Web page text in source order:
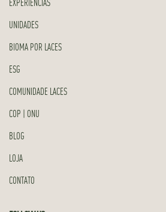
UNIDADES
BIOMA POR LACES
ESG
COMUNIDADE LACES
COP | ONU
BLOG
LOJA
CONTATO